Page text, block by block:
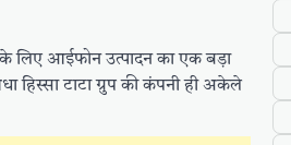
लिए आईफोन उत्पादन का एक बड़ा
हिस्सा टाटा ग्रुप की कंपनी ही अकेले